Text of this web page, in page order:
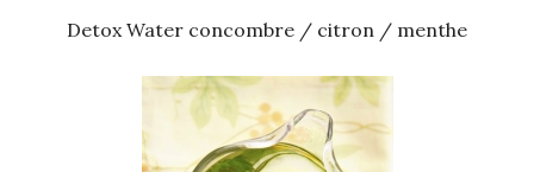
Detox Water concombre / citron / menthe